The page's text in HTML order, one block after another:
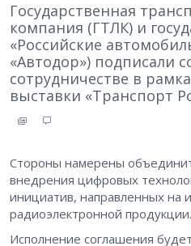
Государственная
компания (ГТЛК) и
«Российские
«Автодор») подписали
сотрудничестве в
выставки «Транспорт
Стороны намерены
внедрения цифровых
инициатив, направленных на
радиоэлектронной продукции.
Исполнение соглашения